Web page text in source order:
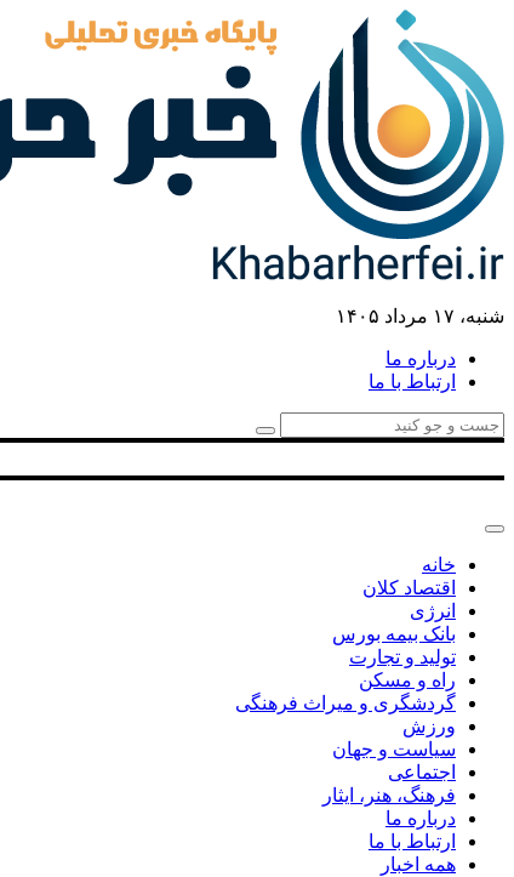
شنبه، ۱۷ مرداد ۱۴۰۵
درباره ما
ارتباط با ما
خانه
اقتصاد کلان
انرژی
بانک بیمه بورس
تولید و تجارت
راه و مسکن
گردشگری و میراث فرهنگی
ورزش
سیاست و جهان
اجتماعی
فرهنگ، هنر، ایثار
درباره ما
ارتباط با ما
همه اخبار